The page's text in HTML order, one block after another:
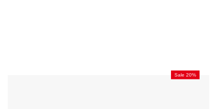
Sale 20%